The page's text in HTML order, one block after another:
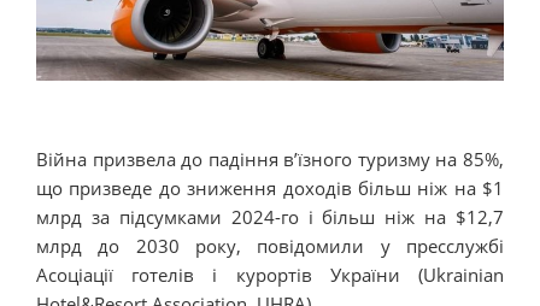
Війна призвела до падіння в’їзного туризму на 85%,
що призведе до зниження доходів більш ніж на $1
млрд за підсумками 2024-го і більш ніж на $12,7
млрд до 2030 року, повідомили у пресслужбі
Асоціації готелів і курортів України (Ukrainian